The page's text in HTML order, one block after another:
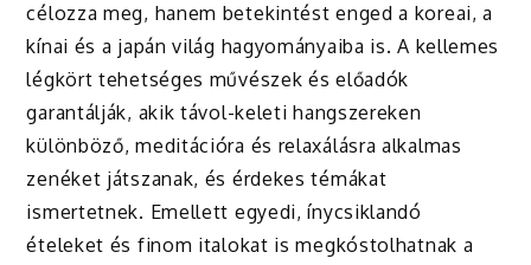
célozza meg, hanem betekintést enged a koreai, a
kínai és a japán világ hagyományaiba is. A kellemes
légkört tehetséges művészek és előadók
garantálják, akik távol-keleti hangszereken
különböző, meditációra és relaxálásra alkalmas
zenéket játszanak, és érdekes témákat
ismertetnek. Emellett egyedi, ínycsiklandó
ételeket és finom italokat is megkóstolhatnak a